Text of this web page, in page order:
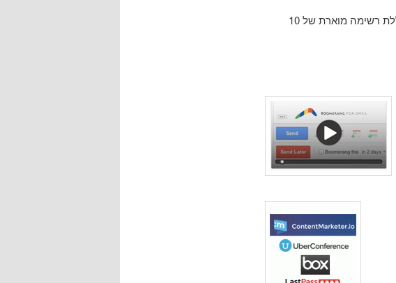
שהתפרסמה לאחרונה וכוללת רשימה מוארת של 10